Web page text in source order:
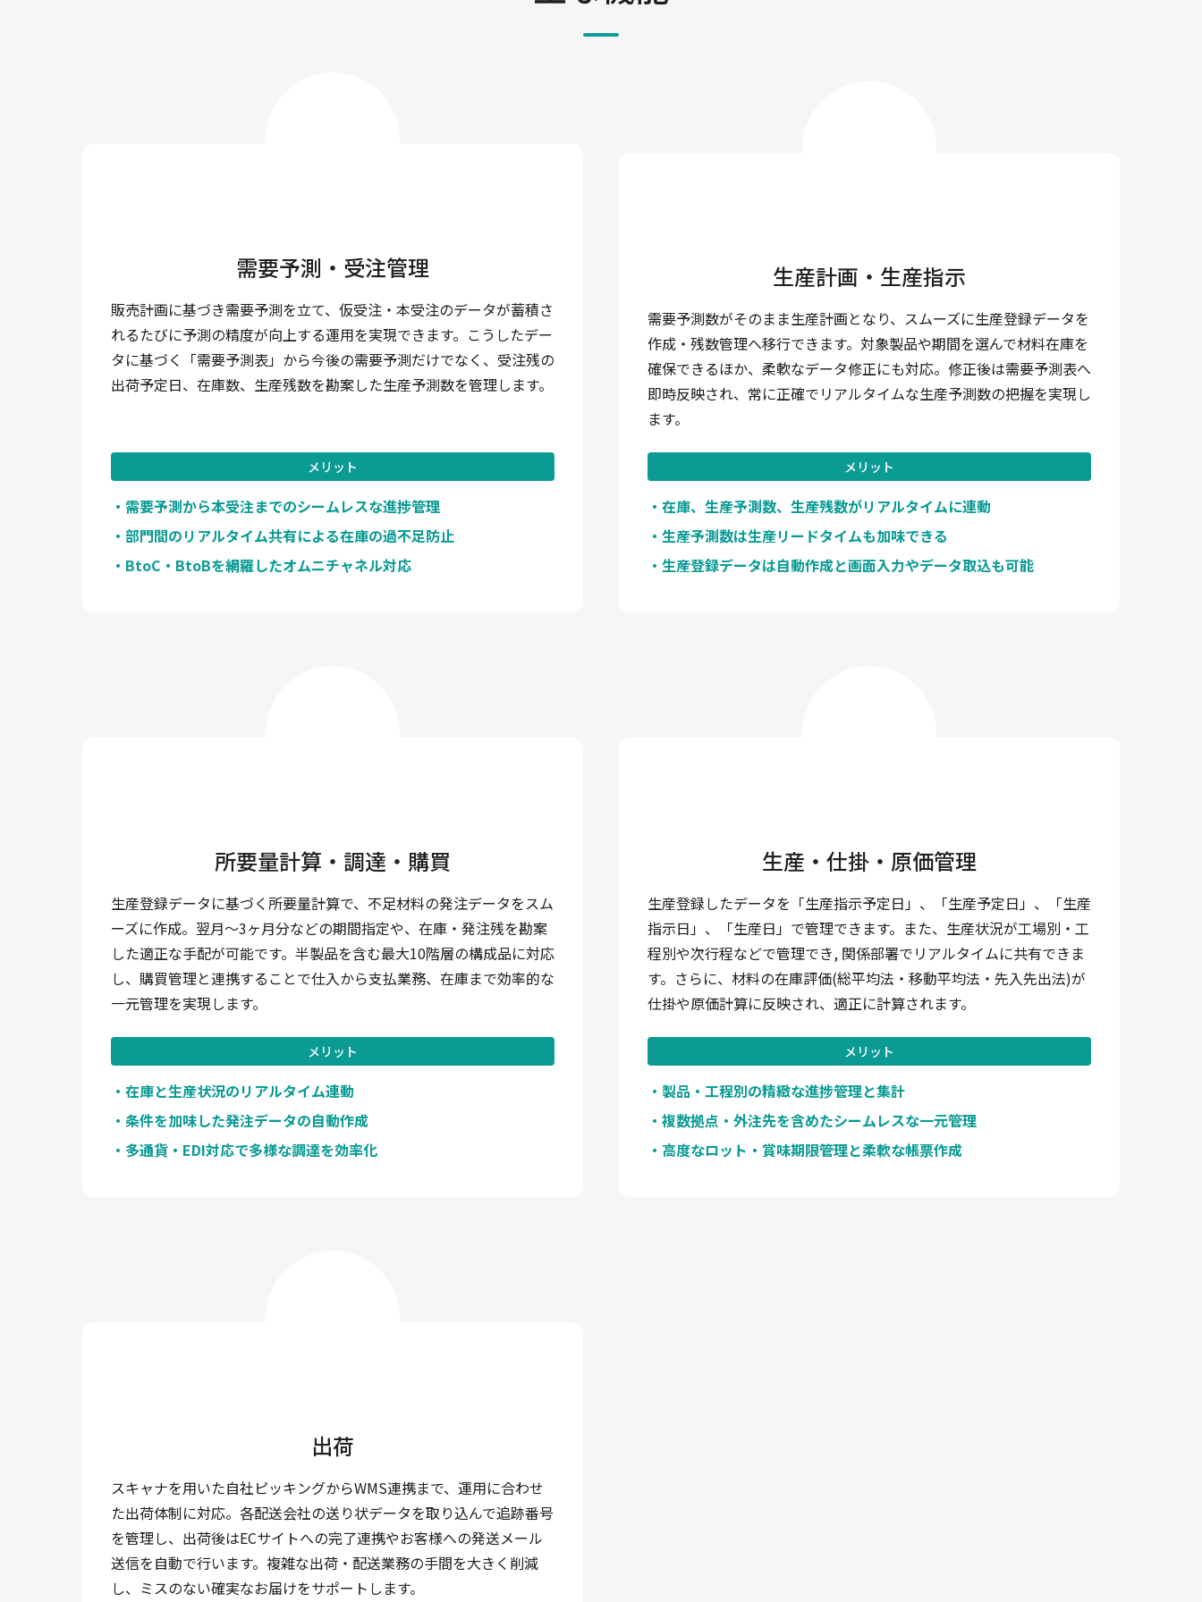
需要予測・受注管理
販売計画に基づき需要予測を立て、仮受注・本受注のデータが蓄積さ
れるたびに予測の精度が向上する運用を実現できます。こうしたデー
タに基づく「需要予測表」から今後の需要予測だけでなく、受注残の
出荷予定日、在庫数、生産残数を勘案した生産予測数を管理します。
メリット
需要予測から本受注までのシームレスな進捗管理
部門間のリアルタイム共有による在庫の過不足防止
BtoC・BtoBを網羅したオムニチャネル対応
生産計画・生産指示
需要予測数がそのまま生産計画となり、スムーズに生産登録データを
作成・残数管理へ移行できます。対象製品や期間を選んで材料在庫を
確保できるほか、柔軟なデータ修正にも対応。修正後は需要予測表へ
即時反映され、常に正確でリアルタイムな生産予測数の把握を実現し
ます。
メリット
在庫、生産予測数、生産残数がリアルタイムに連動
生産予測数は生産リードタイムも加味できる
生産登録データは自動作成と画面入力やデータ取込も可能
所要量計算・調達・購買
生産登録データに基づく所要量計算で、不足材料の発注データをスム
ーズに作成。翌月〜3ヶ月分などの期間指定や、在庫・発注残を勘案
した適正な手配が可能です。半製品を含む最大10階層の構成品に対応
し、購買管理と連携することで仕入から支払業務、在庫まで効率的な
一元管理を実現します。
メリット
在庫と生産状況のリアルタイム連動
条件を加味した発注データの自動作成
多通貨・EDI対応で多様な調達を効率化
生産・仕掛・原価管理
生産登録したデータを「生産指示予定日」、「生産予定日」、「生産
指示日」、「生産日」で管理できます。また、生産状況が工場別・工
程別や次行程などで管理でき, 関係部署でリアルタイムに共有できま
す。さらに、材料の在庫評価(総平均法・移動平均法・先入先出法)が
仕掛や原価計算に反映され、適正に計算されます。
メリット
製品・工程別の精緻な進捗管理と集計
複数拠点・外注先を含めたシームレスな一元管理
高度なロット・賞味期限管理と柔軟な帳票作成
出荷
スキャナを用いた自社ピッキングからWMS連携まで、運用に合わせ
た出荷体制に対応。各配送会社の送り状データを取り込んで追跡番号
を管理し、出荷後はECサイトへの完了連携やお客様への発送メール
送信を自動で行います。複雑な出荷・配送業務の手間を大きく削減
し、ミスのない確実なお届けをサポートします。